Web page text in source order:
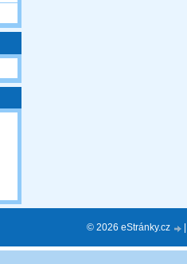
© 2026 eStránky.cz